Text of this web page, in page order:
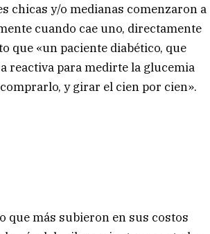
chicas y/o medianas comenzaron a
cuando cae uno, directamente
que «un paciente diabético, que
reactiva para medirte la glucemia
y girar el cien por cien».
que más subieron en sus costos